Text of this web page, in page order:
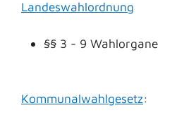
Landeswahlordnung
§§ 3 - 9 Wahlorgane
Kommunalwahlgesetz: